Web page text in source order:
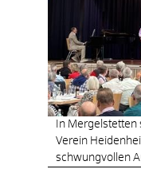
In
Verein
schwungvollen